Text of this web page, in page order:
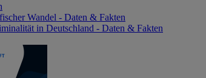
Wandel - Daten & Fakten
in Deutschland - Daten & Fakten